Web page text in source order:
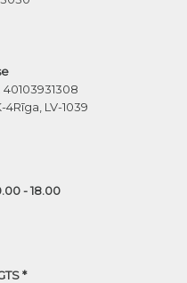
40103931308
4Rīga, LV-1039
- 18.00
*